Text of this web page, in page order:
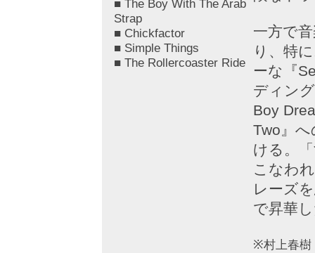
■ The Boy With The Arab
Strap
■ Chickfactor
■ Simple Things
■ The Rollercoaster Ride
一方で
り、特
ーな『
ディン
Boy
Two』
ける。
こなわ
レーズ
で昇華
※村上春樹